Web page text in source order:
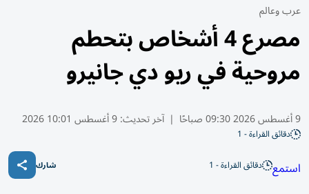
عرب وعالم
مصرع 4 أشخاص بتحطم
مروحية في ريو دي جانيرو
9 أغسطس 2026 09:30 صباحًا | آخر تحديث:9 أغسطس 10:01 2026
دقائق القراءة - 1
استمع دقائق القراءة - 1 شارك